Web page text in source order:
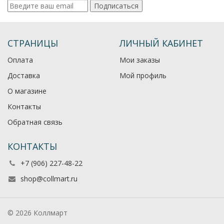
Подписаться
СТРАНИЦЫ
Оплата
Доставка
О магазине
Контакты
Обратная связь
ЛИЧНЫЙ КАБИНЕТ
Мои заказы
Мой профиль
КОНТАКТЫ
+7 (906) 227-48-22
shop@collmart.ru
© 2026 Коллмарт